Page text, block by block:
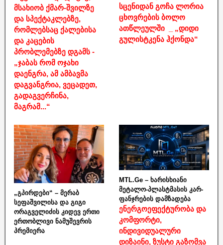
მსახიობ ქმარ-შვილზე
და სპექტაკლებზე,
რომლებსაც ქალებისა
და კაცების
პრობლემებზე დგამს -
„ჯაბას რომ ოჯახი
დაენგრა, ამ ამბავმა
დაგვანგრია, ვეცადეთ,
გადაგვერჩინა,
მაგრამ...“
სცენიდან გოჩა ლორია
ცხოვრების ბოლო
ათწლეულში _ „დიდი
გულისტკენა ჰქონდა“
„გპირდები“ – მერაბ
სეფაშვილისა და გიგი
ორაგველიძის კიდევ ერთი
ერთობლივი ნამუშევრის
პრემიერა
MTL.Ge – ხარისხიანი
მეტალო-პლასტმასის კარ-
ფანჯრების დამზადება
ენერგოეფექტურობა და
კომფორტი,
ინდივიდუალური
დიზაინი, ზუსტი გაზომვა